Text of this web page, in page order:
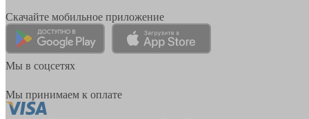
Скачайте мобильное приложение
Мы в соцсетях
Мы принимаем к оплате